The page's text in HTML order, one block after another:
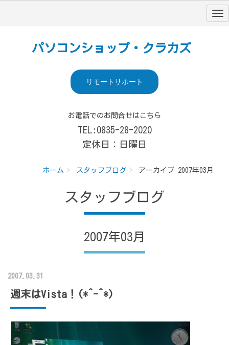
パソコンショップ・クラカズ
リモートサポート
お電話でのお問合せはこちら
TEL:0835-28-2020
定休日：日曜日
ホーム スタッフブログ アーカイブ 2007年03月
スタッフブログ
2007年03月
2007.03.31
週末はVista！(*^-^*)